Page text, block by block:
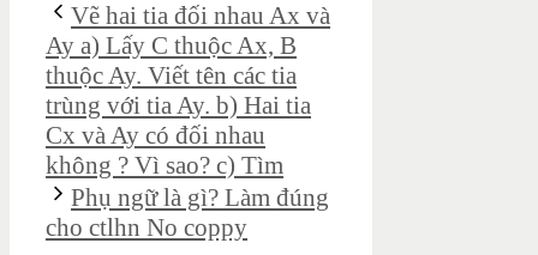
Vẽ hai tia đối nhau Ax và
Ay a) Lấy C thuộc Ax, B
thuộc Ay. Viết tên các tia
trùng với tia Ay. b) Hai tia
Cx và Ay có đối nhau
không ? Vì sao? c) Tìm
Phụ ngữ là gì? Làm đúng
cho ctlhn No coppy